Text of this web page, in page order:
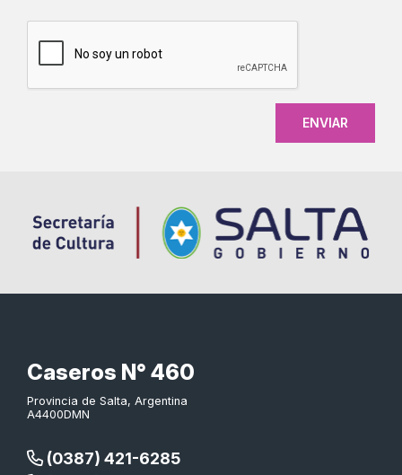
Caseros N° 460
Provincia de Salta, Argentina
A4400DMN
(0387) 421-6285